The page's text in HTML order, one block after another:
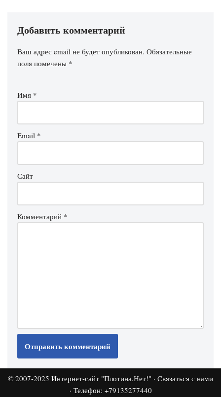
Добавить комментарий
Ваш адрес email не будет опубликован. Обязательные
поля помечены *
Имя *
Email *
Сайт
Комментарий *
© 2007-2025 Интернет-сайт "Плотина.Нет!" · Связаться с нами
· Телефон: +79135277440